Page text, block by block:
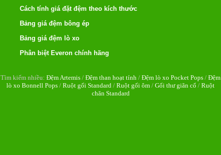
Cách tính giá đặt đệm theo kích thước
Bảng giá đệm bông ép
Bảng giá đệm lò xo
Phân biệt Everon chính hãng
Tìm kiếm nhiều: Đệm Artemis / Đệm than hoạt tính / Đệm lò xo Pocket Pops / Đệm
lò xo Bonnell Pops / Ruột gối Standard / Ruột gối ôm / Gối thư giãn cổ / Ruột
chăn Standard